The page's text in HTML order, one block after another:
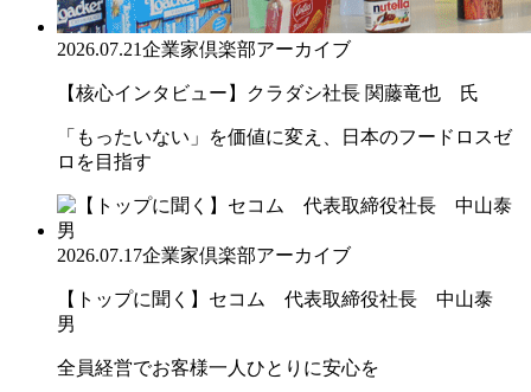
2026.07.21企業家倶楽部アーカイブ
【核心インタビュー】クラダシ社長 関藤竜也 氏
「もったいない」を価値に変え、日本のフードロスゼ
ロを目指す
2026.07.17企業家倶楽部アーカイブ
【トップに聞く】セコム 代表取締役社長 中山泰
男
全員経営でお客様一人ひとりに安心を